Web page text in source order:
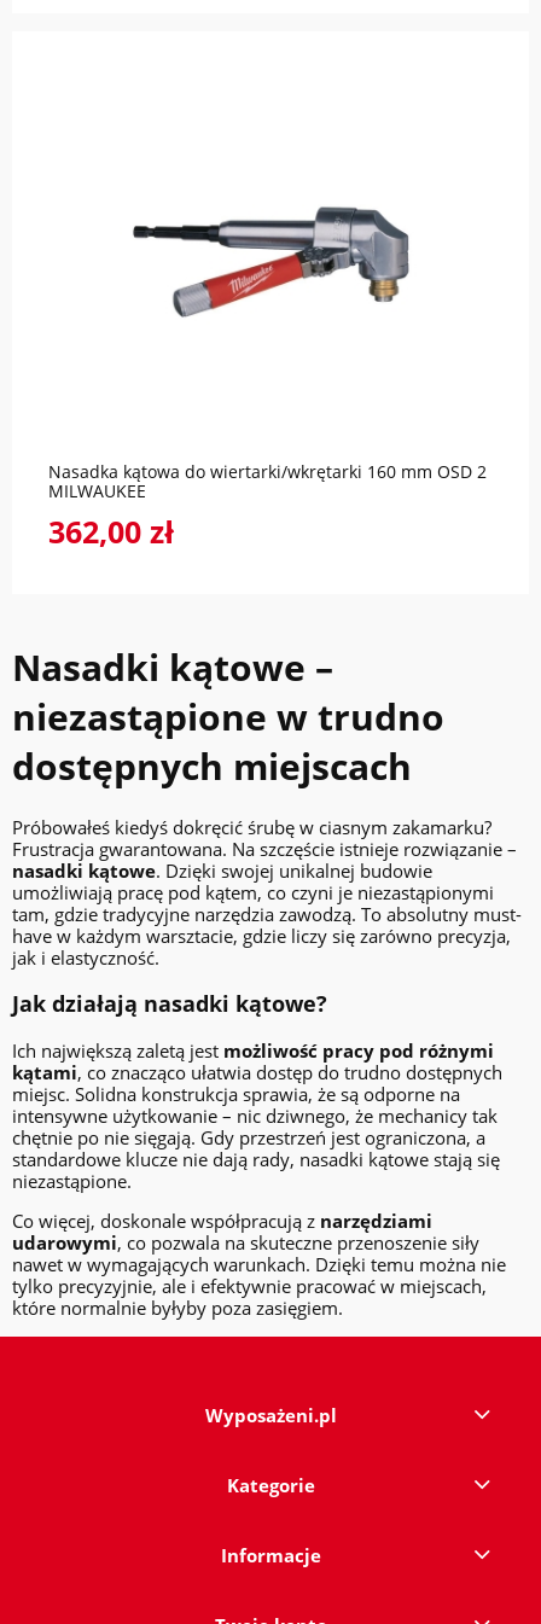
Nasadka kątowa do wiertarki/wkrętarki 160 mm OSD 2
MILWAUKEE
362,00 zł
Nasadki kątowe –
niezastąpione w trudno
dostępnych miejscach
Próbowałeś kiedyś dokręcić śrubę w ciasnym zakamarku?
Frustracja gwarantowana. Na szczęście istnieje rozwiązanie –
nasadki kątowe. Dzięki swojej unikalnej budowie
umożliwiają pracę pod kątem, co czyni je niezastąpionymi
tam, gdzie tradycyjne narzędzia zawodzą. To absolutny must-
have w każdym warsztacie, gdzie liczy się zarówno precyzja,
jak i elastyczność.
Jak działają nasadki kątowe?
Ich największą zaletą jest możliwość pracy pod różnymi
kątami, co znacząco ułatwia dostęp do trudno dostępnych
miejsc. Solidna konstrukcja sprawia, że są odporne na
intensywne użytkowanie – nic dziwnego, że mechanicy tak
chętnie po nie sięgają. Gdy przestrzeń jest ograniczona, a
standardowe klucze nie dają rady, nasadki kątowe stają się
niezastąpione.
Co więcej, doskonale współpracują z narzędziami
udarowymi, co pozwala na skuteczne przenoszenie siły
nawet w wymagających warunkach. Dzięki temu można nie
tylko precyzyjnie, ale i efektywnie pracować w miejscach,
które normalnie byłyby poza zasięgiem.
Wyposażeni.pl
Kategorie
Informacje